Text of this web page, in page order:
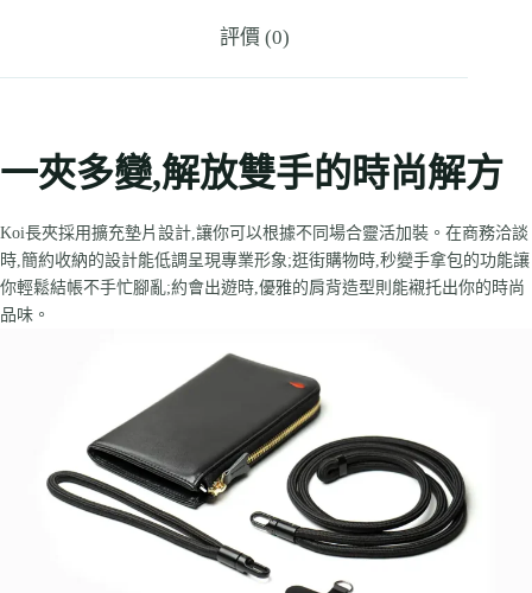
評價 (0)
一夾多變,解放雙手的時尚解方
Koi長夾採用擴充墊片設計,讓你可以根據不同場合靈活加裝。在商務洽談
時,簡約收納的設計能低調呈現專業形象;逛街購物時,秒變手拿包的功能讓
你輕鬆結帳不手忙腳亂;約會出遊時,優雅的肩背造型則能襯托出你的時尚
品味。